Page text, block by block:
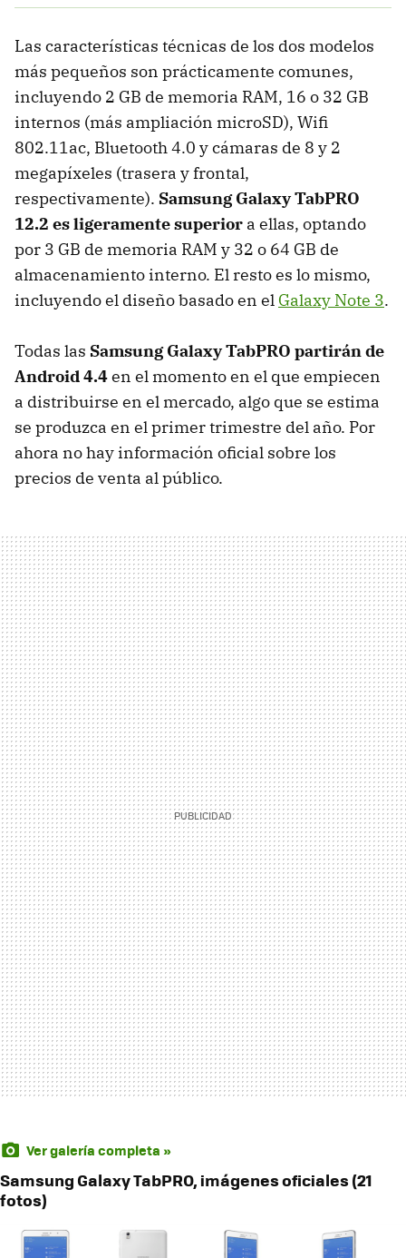
Las características técnicas de los dos modelos
más pequeños son prácticamente comunes,
incluyendo 2 GB de memoria RAM, 16 o 32 GB
internos (más ampliación microSD), Wifi
802.11ac, Bluetooth 4.0 y cámaras de 8 y 2
megapíxeles (trasera y frontal,
respectivamente). Samsung Galaxy TabPRO
12.2 es ligeramente superior a ellas, optando
por 3 GB de memoria RAM y 32 o 64 GB de
almacenamiento interno. El resto es lo mismo,
incluyendo el diseño basado en el Galaxy Note 3.
Todas las Samsung Galaxy TabPRO partirán de
Android 4.4en el momento en el que empiecen
a distribuirse en el mercado, algo que se estima
se produzca en el primer trimestre del año. Por
ahora no hay información oficial sobre los
precios de venta al público.
Ver galería completa »
Samsung Galaxy TabPRO, imágenes oficiales (21
fotos)